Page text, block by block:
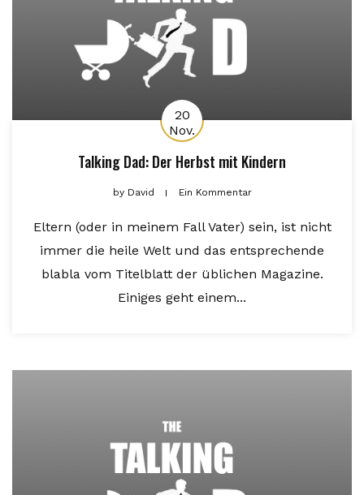
20
Nov.
Talking Dad: Der Herbst mit Kindern
byDavid Ein Kommentar
Eltern (oder in meinem Fall Vater) sein, ist nicht
immer die heile Welt und das entsprechende
blabla vom Titelblatt der üblichen Magazine.
Einiges geht einem...